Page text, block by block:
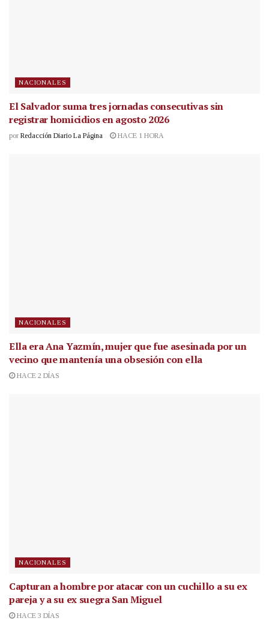
NACIONALES
El Salvador suma tres jornadas consecutivas sin
registrar homicidios en agosto 2026
por Redacción Diario La Página HACE 1 HORA
NACIONALES
Ella era Ana Yazmín, mujer que fue asesinada por un
vecino que mantenía una obsesión con ella
HACE 2 DÍAS
NACIONALES
Capturan a hombre por atacar con un cuchillo a su ex
pareja y a su ex suegra San Miguel
HACE 3 DÍAS